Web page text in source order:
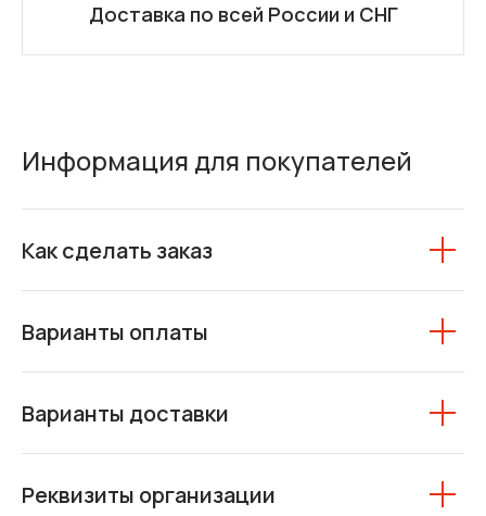
Доставка по всей России и СНГ
Информация для покупателей
Как сделать заказ
Варианты оплаты
Варианты доставки
Реквизиты организации